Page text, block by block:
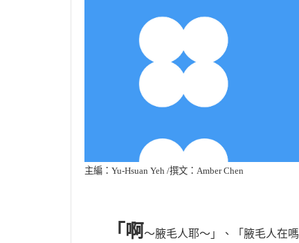
主編：Yu-Hsuan Yeh /撰文：Amber Chen
「 啊～腋毛人耶～」、「腋毛人在嗎